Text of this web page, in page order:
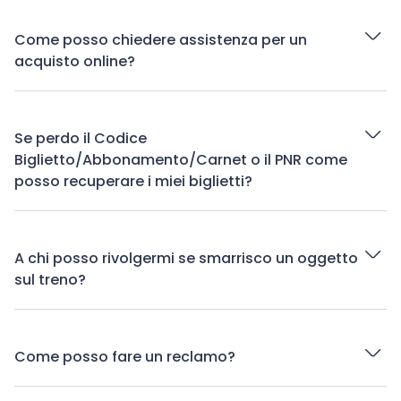
Come posso chiedere assistenza per un
acquisto online?
Se perdo il Codice
Biglietto/Abbonamento/Carnet o il PNR come
posso recuperare i miei biglietti?
A chi posso rivolgermi se smarrisco un oggetto
sul treno?
Come posso fare un reclamo?